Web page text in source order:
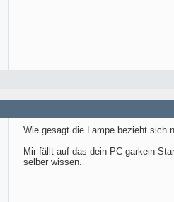
Wie gesagt die Lampe bezieht sich
Mir fällt auf das dein PC garkein
selber wissen.